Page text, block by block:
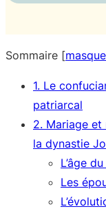
Sommaire [
1. Le
patriarcal
2. Mariage et
la dynastie
L’âge
Les